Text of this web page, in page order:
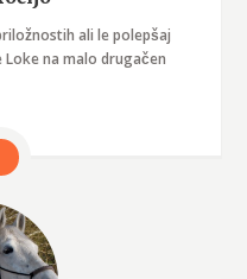
ali le polepšaj
na malo drugačen